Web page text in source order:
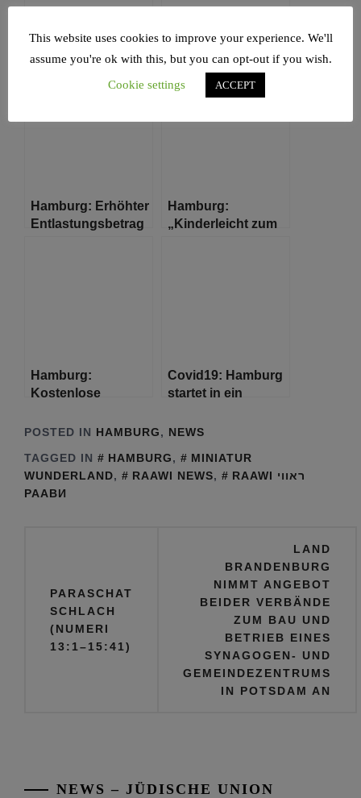
Hamburger
Lernferien gestartet
Sommer in
Hamburg Die ganze
Welt in Deiner Stadt
Hamburg: Erhöhter
Entlastungsbetrag
Hamburg:
„Kinderleicht zum
Hamburg:
Kostenlose
alle Lehrkräfte und
Covid19: Hamburg
startet in ein
Wochenende
POSTED IN HAMBURG, NEWS
TAGGED IN
HAMBURG,
MINIATUR
WUNDERLAND, RAAWI NEWS,
RAAWI ראווי
РААВИ
PARASCHAT
SCHLACH
(NUMERI
13:1–15:41)
LAND
BRANDENBURG
NIMMT ANGEBOT
BEIDER VERBÄNDE
ZUM BAU UND
BETRIEB EINES
SYNAGOGEN- UND
GEMEINDEZENTRUMS
IN POTSDAM AN
NEWS – JÜDISCHE UNION
This website uses cookies to improve your experience. We'll
assume you're ok with this, but you can opt-out if you wish.
Cookie settings
ACCEPT